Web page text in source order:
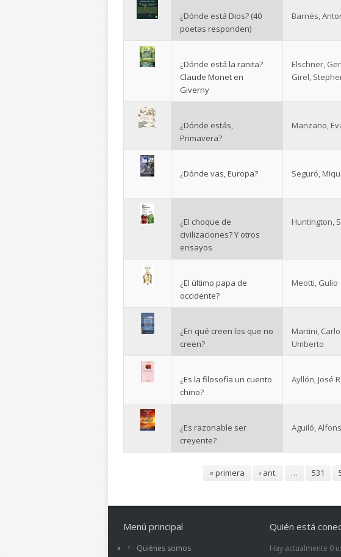
¿Dónde está Dios? (40
poetas responden)
Barnés,
¿Dónde está la ranita?
Claude Monet en
Giverny
Elschner,
Girel,
¿Dónde estás,
Primavera?
Manzano,
¿Dónde vas, Europa? Seguró,
¿El choque de
civilizaciones? Y otros
ensayos
Huntington,
¿El último papa de
occidente?
Meotti, Gulio
¿En qué creen los que no
creen?
Martini, Carlo
Umberto
¿Es la filosofía un cuento
chino?
Ayllón, José
¿Es razonable ser
creyente?
Aguiló,
« primera ‹ ant. … 531
Menú principal
Quiénes somos
Quién está
Hay actualmente 0